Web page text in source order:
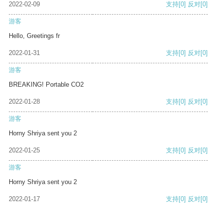
2022-02-09 支持[0] 反对[0]
游客
Hello, Greetings fr
2022-01-31 支持[0] 反对[0]
游客
BREAKING! Portable CO2
2022-01-28 支持[0] 反对[0]
游客
Horny Shriya sent you 2
2022-01-25 支持[0] 反对[0]
游客
Horny Shriya sent you 2
2022-01-17 支持[0] 反对[0]